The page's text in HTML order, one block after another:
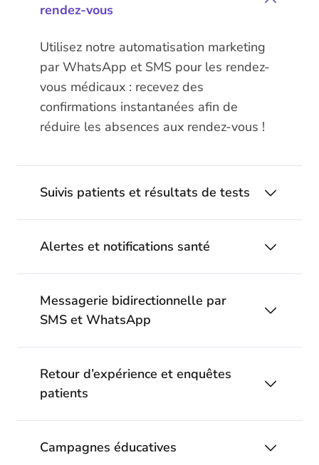
rendez-vous
Utilisez notre automatisation marketing
par WhatsApp et SMS pour les rendez-
vous médicaux : recevez des
confirmations instantanées afin de
réduire les absences aux rendez-vous !
Suivis patients et résultats de tests
Alertes et notifications santé
Messagerie bidirectionnelle par
SMS et WhatsApp
Retour d’expérience et enquêtes
patients
Campagnes éducatives